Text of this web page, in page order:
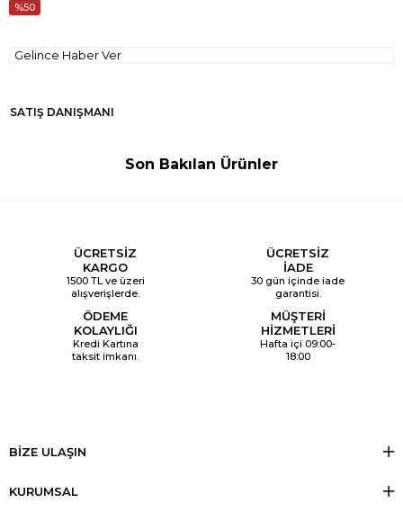
50
Gelince Haber Ver
SATIŞ DANIŞMANI
Son Bakılan Ürünler
ÜCRETSİZ
KARGO
1500 TL ve üzeri
alışverişlerde.
ÜCRETSİZ
İADE
30 gün içinde iade
garantisi.
ÖDEME
KOLAYLIĞI
Kredi Kartına
taksit imkanı.
MÜŞTERİ
HİZMETLERİ
Hafta içi 09:00-
18:00
BİZE ULAŞIN
KURUMSAL